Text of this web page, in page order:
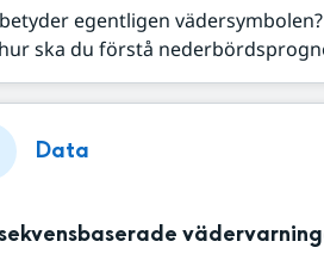
egentligen
ska du förstå
Data